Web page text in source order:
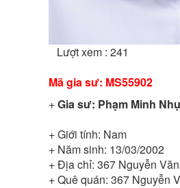
Lượt xem : 241
Mã gia sư: MS55902
+Gia sư: Phạm Minh
+ Giới tính: Nam
+ Năm sinh: 13/03/2002
+ Địa chỉ:367 Nguyễn
+ Quê quán:367 Nguyễn